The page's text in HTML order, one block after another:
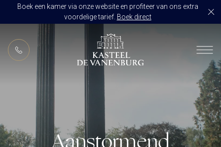
Boek een kamer via onze website en profiteer van ons extra
voordelige tarief. Boek direct
NL
CULINAIR GENIETEN ARRANGEMENT
ALLES OP ÉÉN LOCATIE
TROUWZALEN